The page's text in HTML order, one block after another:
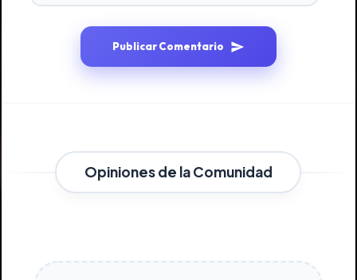
Publicar Comentario
Opiniones de la Comunidad